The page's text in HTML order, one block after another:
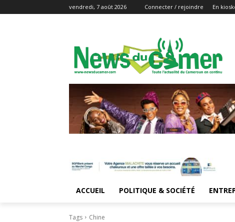
vendredi, 7 août 2026 Connecter / rejoindre En
ACCUEIL POLITIQUE & SOCIÉTÉ
Tags Chine